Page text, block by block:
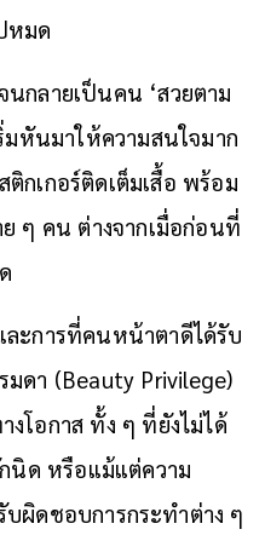
หมด
นกลายเป็นคน ‘สวยตาม
มหันมาให้ความสนใจมาก
กเกอร์ติดเต็มเสื้อ พร้อม
ๆ คน ต่างจากเมื่อก่อนที่
ะการที่คนหน้าตาดีได้รับ
ดา (Beauty Privilege)
โอกาส ทั้ง ๆ ที่ยังไม่ได้
กนิด หรือแม้แต่ความ
ผิดชอบการกระทำต่าง ๆ